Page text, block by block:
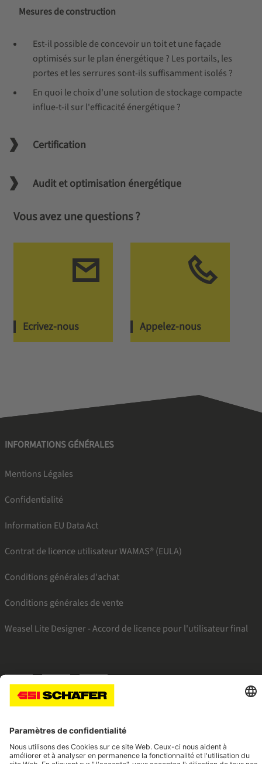
Mesures de construction
Est-il possible de concevoir un toit et une façade
optimisés sur le plan énergétique ? Les portails, les
portes et les serrures sont-ils suffisamment isolés ?
En quoi le choix d'une solution de stockage compacte
influe-t-il sur l'efficacité énergétique ?
Certification
Audit et optimisation énergétique
Vous avez une questions ?
Ecrivez-nous Appelez-nous
INFORMATIONS GÉNÉRALES
Mentions Légales
Confidentialité
Information EU Data Act
Contrat de licence utilisateur WAMAS® (EULA)
Conditions générales d'achat
Conditions générales de vente
Weasel Lite Designer - Accord de licence pour l'utilisateur final
SSI facebookSSI youtubeSSI linkedin